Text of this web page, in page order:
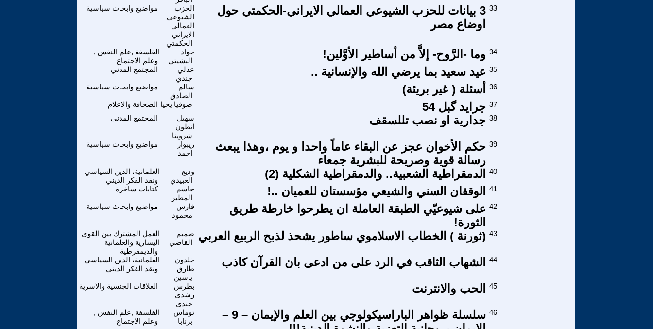
مواضيع وابحاث سياسية
الحزب
الشيوعي
العمالي
الايراني-
الحكمتي
3 بيانات للحزب الشيوعي العمالي الايراني-الحكمتي حول
اوضاع مصر
33
الفلسفة ,علم النفس ,
وعلم الاجتماع
جواد
البشيتي
وما -الرَّوح- إلاَّ من أساطير الأوَّلين! 34
المجتمع المدني
عدلي
جندي
عيد سعيد بما يرضي الله والإنسانية .. 35
مواضيع وابحاث سياسية
سالم
الصادق
أسئلة ( غير بريئة) 36
الصحافة والاعلام صوفيا يحيا جرايد گبل 54 37
المجتمع المدني
سهيل
انطون
شروينا
جدارية او نصب تللسقف 38
مواضيع وابحاث سياسية
ريبوار
احمد
حكم الأخوان عجز عن البقاء عاماً واحدا و يوم ،وهذا يبعث
رسالة قوية وصريحة للبشرية جمعاء
39
العلمانية، الدين السياسي
ونقد الفكر الديني
وديع
العبيدي
الدمقراطية الشعبية.. والدمقراطية الشكلية (2) 40
كتابات ساخرة
جاسم
المطير
الوقفان السني والشيعي مؤسستان للعميان ..! 41
مواضيع وابحاث سياسية
فارس
محمود
على شيوعيّي الطبقة العاملة ان يطرحوا خارطة طريق
الثورة!
42
العمل المشترك بين القوى
اليسارية والعلمانية
والديمقرطية
صميم
القاضي
(ثورنة ) الخطاب الاسلاموي ساطور يشحذ لذبح الربيع العربي 43
العلمانية، الدين السياسي
ونقد الفكر الديني
خلدون
طارق
ياسين
الشهاب الثاقب في الرد على من ادعى بان القرآن كاذب 44
العلاقات الجنسية والاسرية
بطرس
رشدى
جندى
الحب والانترنت 45
الفلسفة ,علم النفس ,
وعلم الاجتماع
توماس
برنابا
سلسلة ظواهر الباراسيكولوجي بين العلم والإيمان – 9 –
46